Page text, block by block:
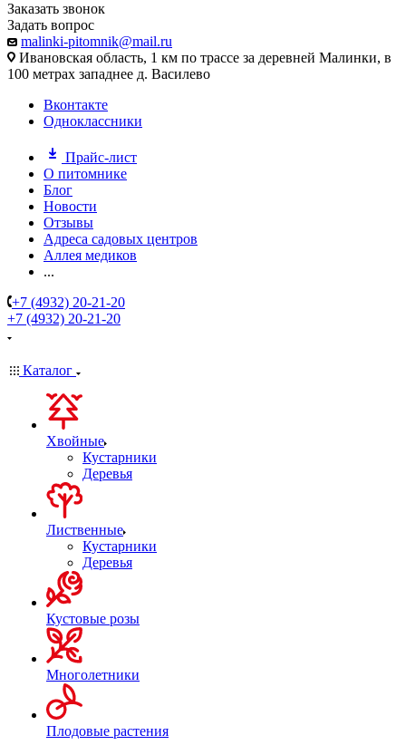
Заказать звонок
Задать вопрос
malinki-pitomnik@mail.ru
Ивановская область, 1 км по трассе за деревней Малинки, в
100 метрах западнее д. Василево
Вконтакте
Одноклассники
Прайс-лист
О питомнике
Блог
Новости
Отзывы
Адреса садовых центров
Аллея медиков
...
+7 (4932) 20-21-20
+7 (4932) 20-21-20
Каталог
Хвойные
Кустарники
Деревья
Лиственные
Кустарники
Деревья
Кустовые розы
Многолетники
Плодовые растения